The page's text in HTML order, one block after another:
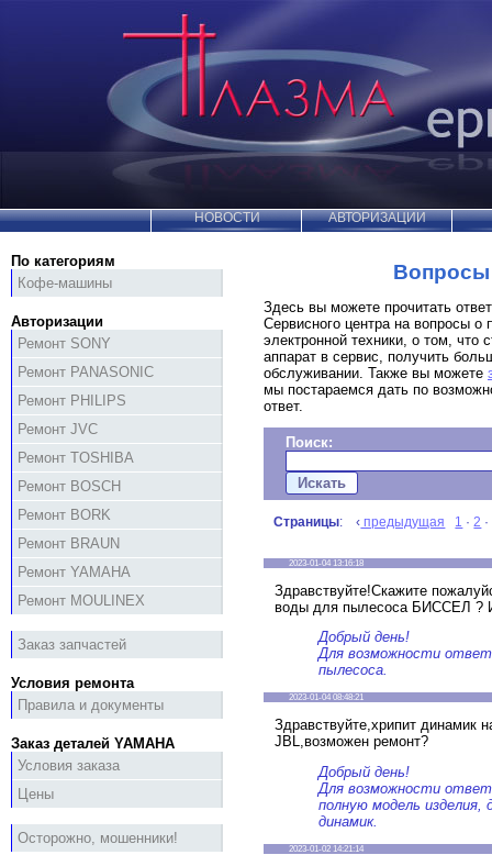
НОВОСТИ АВТОРИЗАЦИИ
По категориям
Кофе-машины
Авторизации
Ремонт SONY
Ремонт PANASONIC
Ремонт PHILIPS
Ремонт JVC
Ремонт TOSHIBA
Ремонт BOSCH
Ремонт BORK
Ремонт BRAUN
Ремонт YAMAHA
Ремонт MOULINEX
Заказ запчастей
Условия ремонта
Правила и документы
Заказ деталей YAMAHA
Условия заказа
Цены
Осторожно, мошенники!
Вопросы
Здесь вы можете прочитать
Сервисного центра на вопросы о
электронной техники, о том, что
аппарат в сервис, получить
обслуживании. Также вы можете
мы постараемся дать по
ответ.
Поиск:
Страницы: ‹ предыдущая 1 ·2 ·
2023-01-04 13:16:18
Здравствуйте!Скажите
воды для пылесоса БИССЕЛ ?
Добрый день!
Для возможности
пылесоса.
2023-01-04 08:48:21
Здравствуйте,хрипит динамик
JBL,возможен ремонт?
Добрый день!
Для возможности
полную модель изделия,
динамик.
2023-01-02 14:21:14